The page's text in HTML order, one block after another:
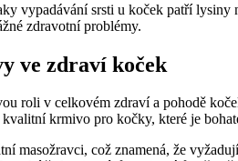
vypadávání srsti u koček patří lysiny
zdravotní problémy.
ve zdraví koček
roli v celkovém zdraví a pohodě
krmivo pro kočky, které je
masožravci, což znamená, že